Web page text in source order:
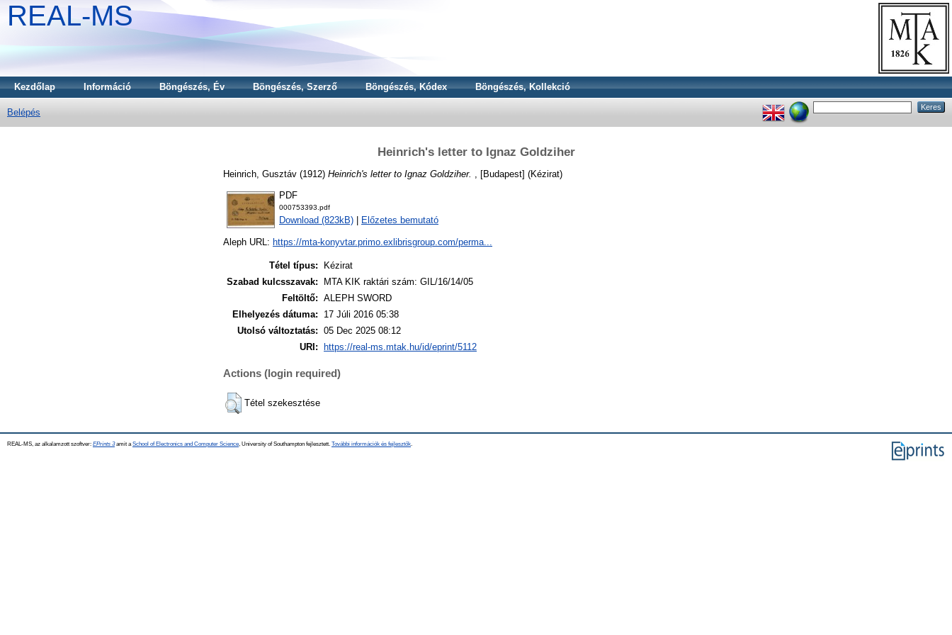
REAL-MS
Kezdőlap Információ Böngészés, Év Böngészés, Szerző Böngészés, Kódex Böngészés, Kollekció
Belépés
Heinrich's letter to Ignaz Goldziher
Heinrich, Gusztáv (1912) Heinrich's letter to Ignaz Goldziher. , [Budapest] (Kézirat)
PDF
000753393.pdf
Download (823kB) Előzetes bemutató
Aleph URL: https://mta-konyvtar.primo.exlibrisgroup.com/perma...
Tétel típus:
Kézirat
Szabad kulcsszavak:
MTA KIK raktári szám: GIL/16/14/05
Feltöltő: ALEPH SWORD
Elhelyezés dátuma:
17 Júli 2016 05:38
Utolsó változtatás: 05 Dec 2025 08:12
URI:
https://real-ms.mtak.hu/id/eprint/5112
Actions (login required)
Tétel szekesztése
REAL-MS, az alkalamzott szoftver: EPrints 3amit a School of Electronics and Computer Science , University of Southampton fejlesztett. További információk és fejlesztők